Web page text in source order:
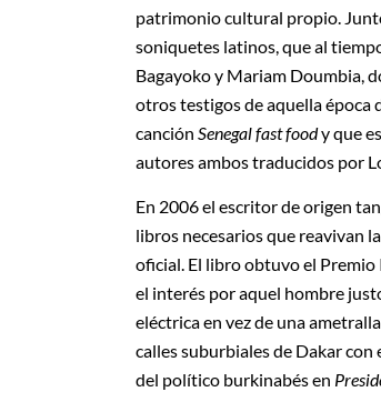
patrimonio cultural propio.
soniquetes latinos, que al
Bagayoko y Mariam Doumbia,
otros testigos de aquella época
canción Senegal fast foody que
autores ambos traducidos por
En 2006 el escritor de origen
libros necesarios que reavivan
oficial. El libro obtuvo el
el interés por aquel hombre
eléctrica en vez de una
calles suburbiales de Dakar
del político burkinabés en